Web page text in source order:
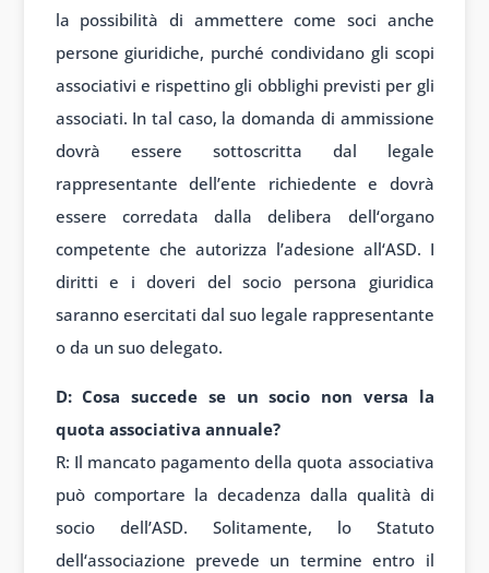
la possibilità di ammettere come soci anche
persone giuridiche, purché condividano gli scopi
associativi e rispettino gli obblighi previsti per gli
associati. In tal caso, la domanda di ammissione
dovrà essere sottoscritta dal legale
rappresentante dell’ente richiedente e dovrà
essere corredata dalla delibera dell‘organo
competente che autorizza l’adesione all‘ASD. I
diritti e i doveri del socio persona giuridica
saranno esercitati dal suo legale rappresentante
o da un suodelegato.
D: Cosa succede se un socio non versa la
quota associativa annuale?
R: Il mancato pagamento della quota associativa
può comportare la decadenza dalla qualità di
socio dell’ASD. Solitamente, loStatuto
dell‘associazione prevede un termine entro il